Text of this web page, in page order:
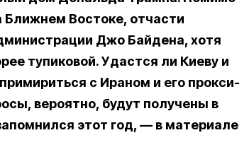
Ближнем Востоке, отчасти
Джо Байдена, хотя
тупиковой. Удастся ли Киеву и
с Ираном и его прокси-
вероятно, будут получены в
этот год, — в материале